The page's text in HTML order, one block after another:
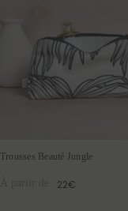
Trousses Beauté Jungle
22€